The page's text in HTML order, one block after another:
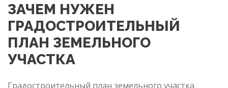
ЗАЧЕМ НУЖЕН
ГРАДОСТРОИТЕЛЬНЫЙ
ПЛАН ЗЕМЕЛЬНОГО
УЧАСТКА
Градостроительный план земельного участка